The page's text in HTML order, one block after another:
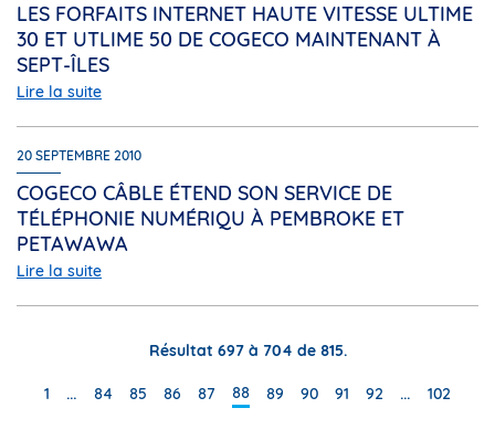
LES FORFAITS INTERNET HAUTE VITESSE ULTIME
30 ET UTLIME 50 DE COGECO MAINTENANT À
SEPT-ÎLES
Lire la suite
20 SEPTEMBRE 2010
COGECO CÂBLE ÉTEND SON SERVICE DE
TÉLÉPHONIE NUMÉRIQU À PEMBROKE ET
PETAWAWA
Lire la suite
Résultat 697 à 704 de 815.
1 … 84 85 86 87 88 89 90 91 92 … 102